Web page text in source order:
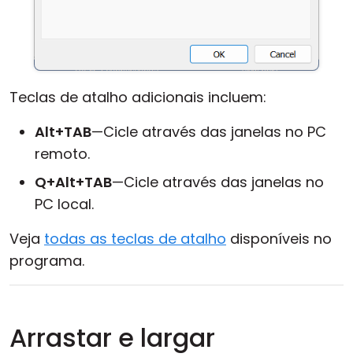
Teclas de atalho adicionais incluem:
Alt+TAB—Cicle através das janelas no PC
remoto.
Q+Alt+TAB—Cicle através das janelas no
PC local.
Veja todas as teclas de atalho disponíveis no
programa.
Arrastar e largar